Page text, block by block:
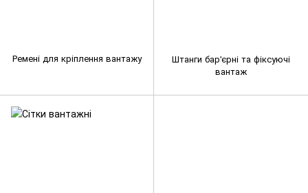
Ремені для кріплення вантажу
Штанги бар'єрні та фіксуючі
вантаж